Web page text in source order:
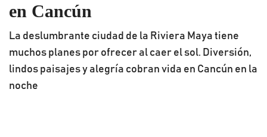
en Cancún
La deslumbrante ciudad de la Riviera Maya tiene
muchos planes por ofrecer al caer el sol. Diversión,
lindos paisajes y alegría cobran vida en Cancún en la
noche